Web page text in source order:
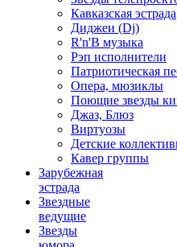
Кавказская эстрада
Диджеи (Dj)
R'n'B музыка
Рэп исполнители
Патриотическая
Опера, мюзиклы
Поющие звезды
Джаз, Блюз
Виртуозы
Детские
Кавер группы
Зарубежная
эстрада
Звездные
ведущие
Звезды